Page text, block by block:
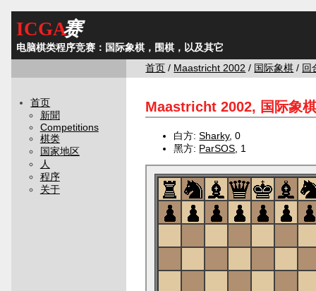
ICGA赛
电脑棋类程序竞赛：国际象棋，围棋，以及其它
首页 / Maastricht 2002 / 国际象棋 / 回
首页
新聞
Competitions
棋类
国家地区
人
程序
关于
Maastricht 2002, 国际象
白方:Sharky, 0
黑方: ParSOS , 1